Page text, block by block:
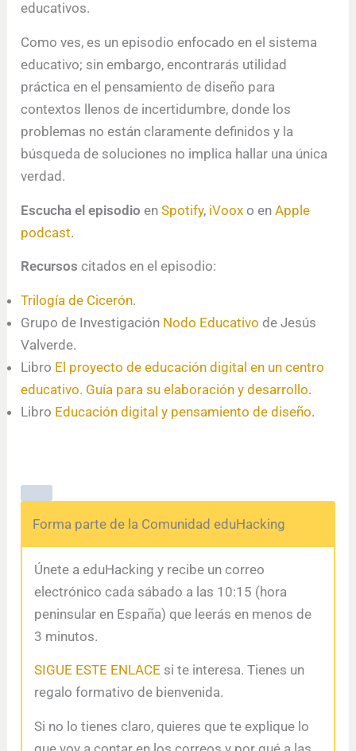
educativos.
Como ves, es un episodio enfocado en el sistema
educativo; sin embargo, encontrarás utilidad
práctica en el pensamiento de diseño para
contextos llenos de incertidumbre, donde los
problemas no están claramente definidos y la
búsqueda de soluciones no implica hallar una única
verdad.
Escucha el episodio enSpotify, iVoox o enApple
podcast.
Recursoscitados en el episodio:
Trilogía de Cicerón.
Grupo de Investigación Nodo Educativo de Jesús
Valverde.
Libro El proyecto de educación digital en un centro
educativo. Guía para su elaboración y desarrollo.
Libro Educación digital y pensamiento de diseño.
Forma parte de la Comunidad eduHacking
Únete a eduHacking y recibe un correo
electrónico cada sábado a las 10:15 (hora
peninsular en España) que leerás en menos de
3 minutos.
SIGUE ESTE ENLACE si te interesa. Tienes un
regalo formativo de bienvenida.
Si no lo tienes claro, quieres que te explique lo